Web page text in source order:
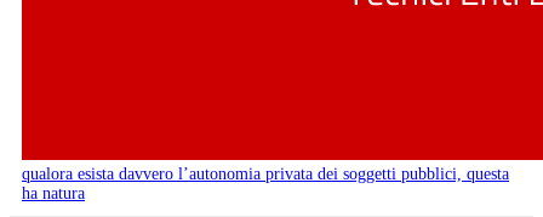
qualora esista davvero l’autonomia privata dei soggetti pubblici, questa
ha natura